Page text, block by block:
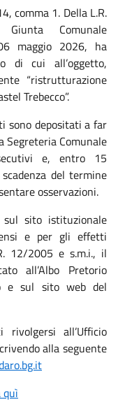
comma 1. Della L.R.
Comunale
maggio 2026, ha
di cui all’oggetto,
“ristrutturazione
Trebecco”.
sono depositati a far
Segreteria Comunale
e, entro 15
del termine
osservazioni.
sito istituzionale
e per gli effetti
12/2005 e s.m.i., il
all’Albo Pretorio
e sul sito web del
all’Ufficio
alla seguente
quì